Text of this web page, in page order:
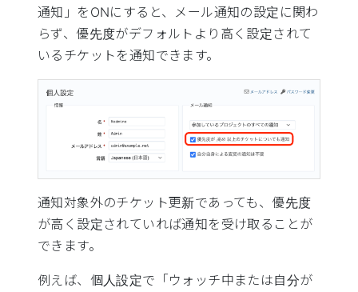
通知」をONにすると、メール通知の設定に関わ
らず、優先度がデフォルトより高く設定されて
いるチケットを通知できます。
通知対象外のチケット更新であっても、優先度
が高く設定されていれば通知を受け取ることが
できます。
例えば、個人設定で「ウォッチ中または自分が